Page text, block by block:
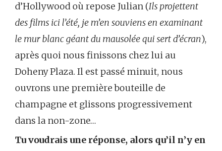
d’Hollywood où repose Julian (Ils projettent
des films ici l’été, je m’en souviens en examinant
le mur blanc géant du mausolée qui sert d’écran),
après quoi nous finissons chez lui au
Doheny Plaza. Il est passé minuit, nous
ouvrons une première bouteille de
champagne et glissons progressivement
dans la non-zone…
Tu voudrais une réponse, alors qu’il n’y en